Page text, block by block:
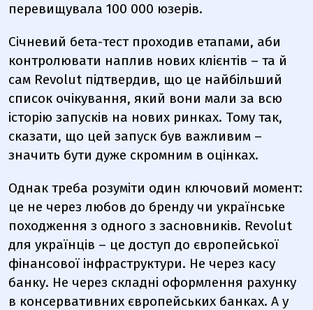
перевищувала 100 000 юзерів.
Січневий бета-тест проходив етапами, аби
контролювати наплив нових клієнтів – та й
сам Revolut підтвердив, що це найбільший
список очікування, який вони мали за всю
історію запусків на нових ринках. Тому так,
сказати, що цей запуск був важливим –
значить бути дуже скромним в оцінках.
Однак треба розуміти один ключовий момент:
це не через любов до бренду чи українське
походження з одного з засновників. Revolut
для українців – це доступ до європейської
фінансової інфраструктури. Не через касу
банку. Не через складні оформлення рахунку
в консервативних європейських банках. А у